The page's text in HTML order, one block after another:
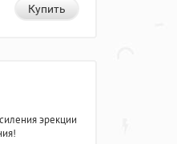
Купить
эрекции